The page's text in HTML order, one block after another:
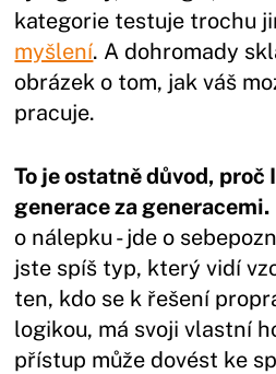
kategorie testuje trochu
myšlení. A dohromady
obrázek o tom, jak váš
pracuje.
To je ostatně důvod,
generace za generacemi.
o nálepku - jde o
jste spíš typ, který vidí
ten, kdo se k řešení
logikou, má svoji vlastní
přístup může dovést ke